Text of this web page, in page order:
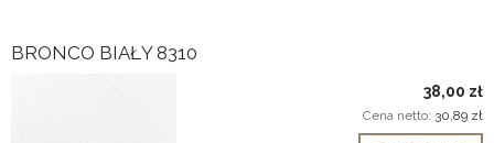
BRONCO BIAŁY 8310
38,00 zł
Cena netto: 30,89 zł